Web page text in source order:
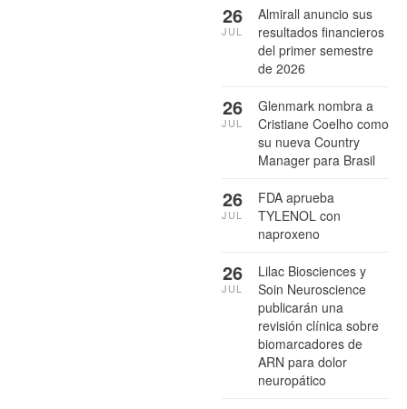
Almirall anuncio sus
resultados financieros
del primer semestre
de 2026
26
JUL
Glenmark nombra a
Cristiane Coelho como
su nueva Country
Manager para Brasil
26
JUL
FDA aprueba
TYLENOL con
naproxeno
26
JUL
Lilac Biosciences y
Soin Neuroscience
publicarán una
revisión clínica sobre
biomarcadores de
ARN para dolor
neuropático
26
JUL